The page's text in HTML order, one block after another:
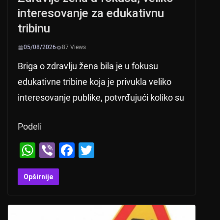
interesovanje za edukativnu
tribinu
05/08/2026 87 Views
Briga o zdravlju žena bila je u fokusu
edukativne tribine koja je privukla veliko
interesovanje publike, potvrđujući koliko su
Podeli
W
h
at
Vi
b
er
F
Opširnije